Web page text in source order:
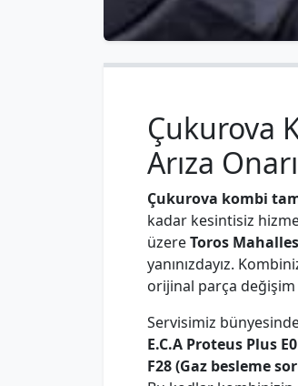
Çukurova
Arıza
Çukurova kombi
kadar kesintisiz
üzereToros
yanınızdayız.
orijinal parça değişim
Servisimiz
E.C.A Proteus Plus
F28 (Gaz besleme